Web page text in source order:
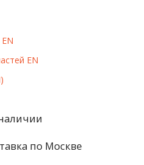
EN
по Москве